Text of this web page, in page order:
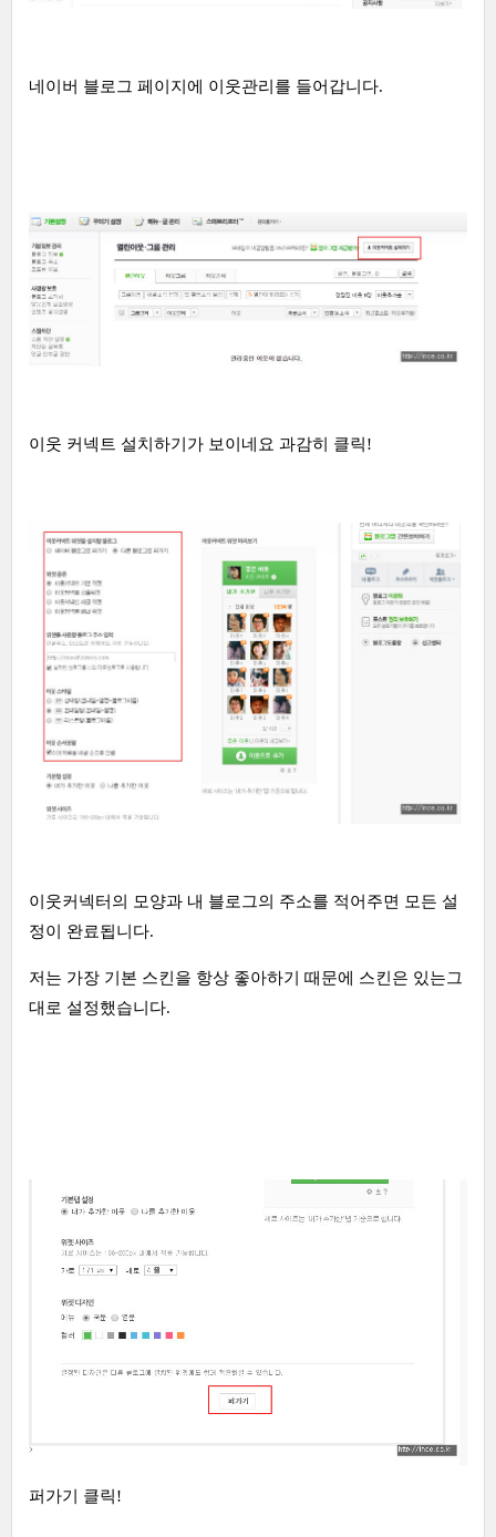
네이버 블로그 페이지에 이웃관리를 들어갑니다.
이웃 커넥트 설치하기가 보이네요 과감히 클릭!
이웃커넥터의 모양과 내 블로그의 주소를 적어주면 모든 설
정이 완료됩니다.
저는 가장 기본 스킨을 항상 좋아하기 때문에 스킨은 있는그
대로 설정했습니다.
퍼가기 클릭!